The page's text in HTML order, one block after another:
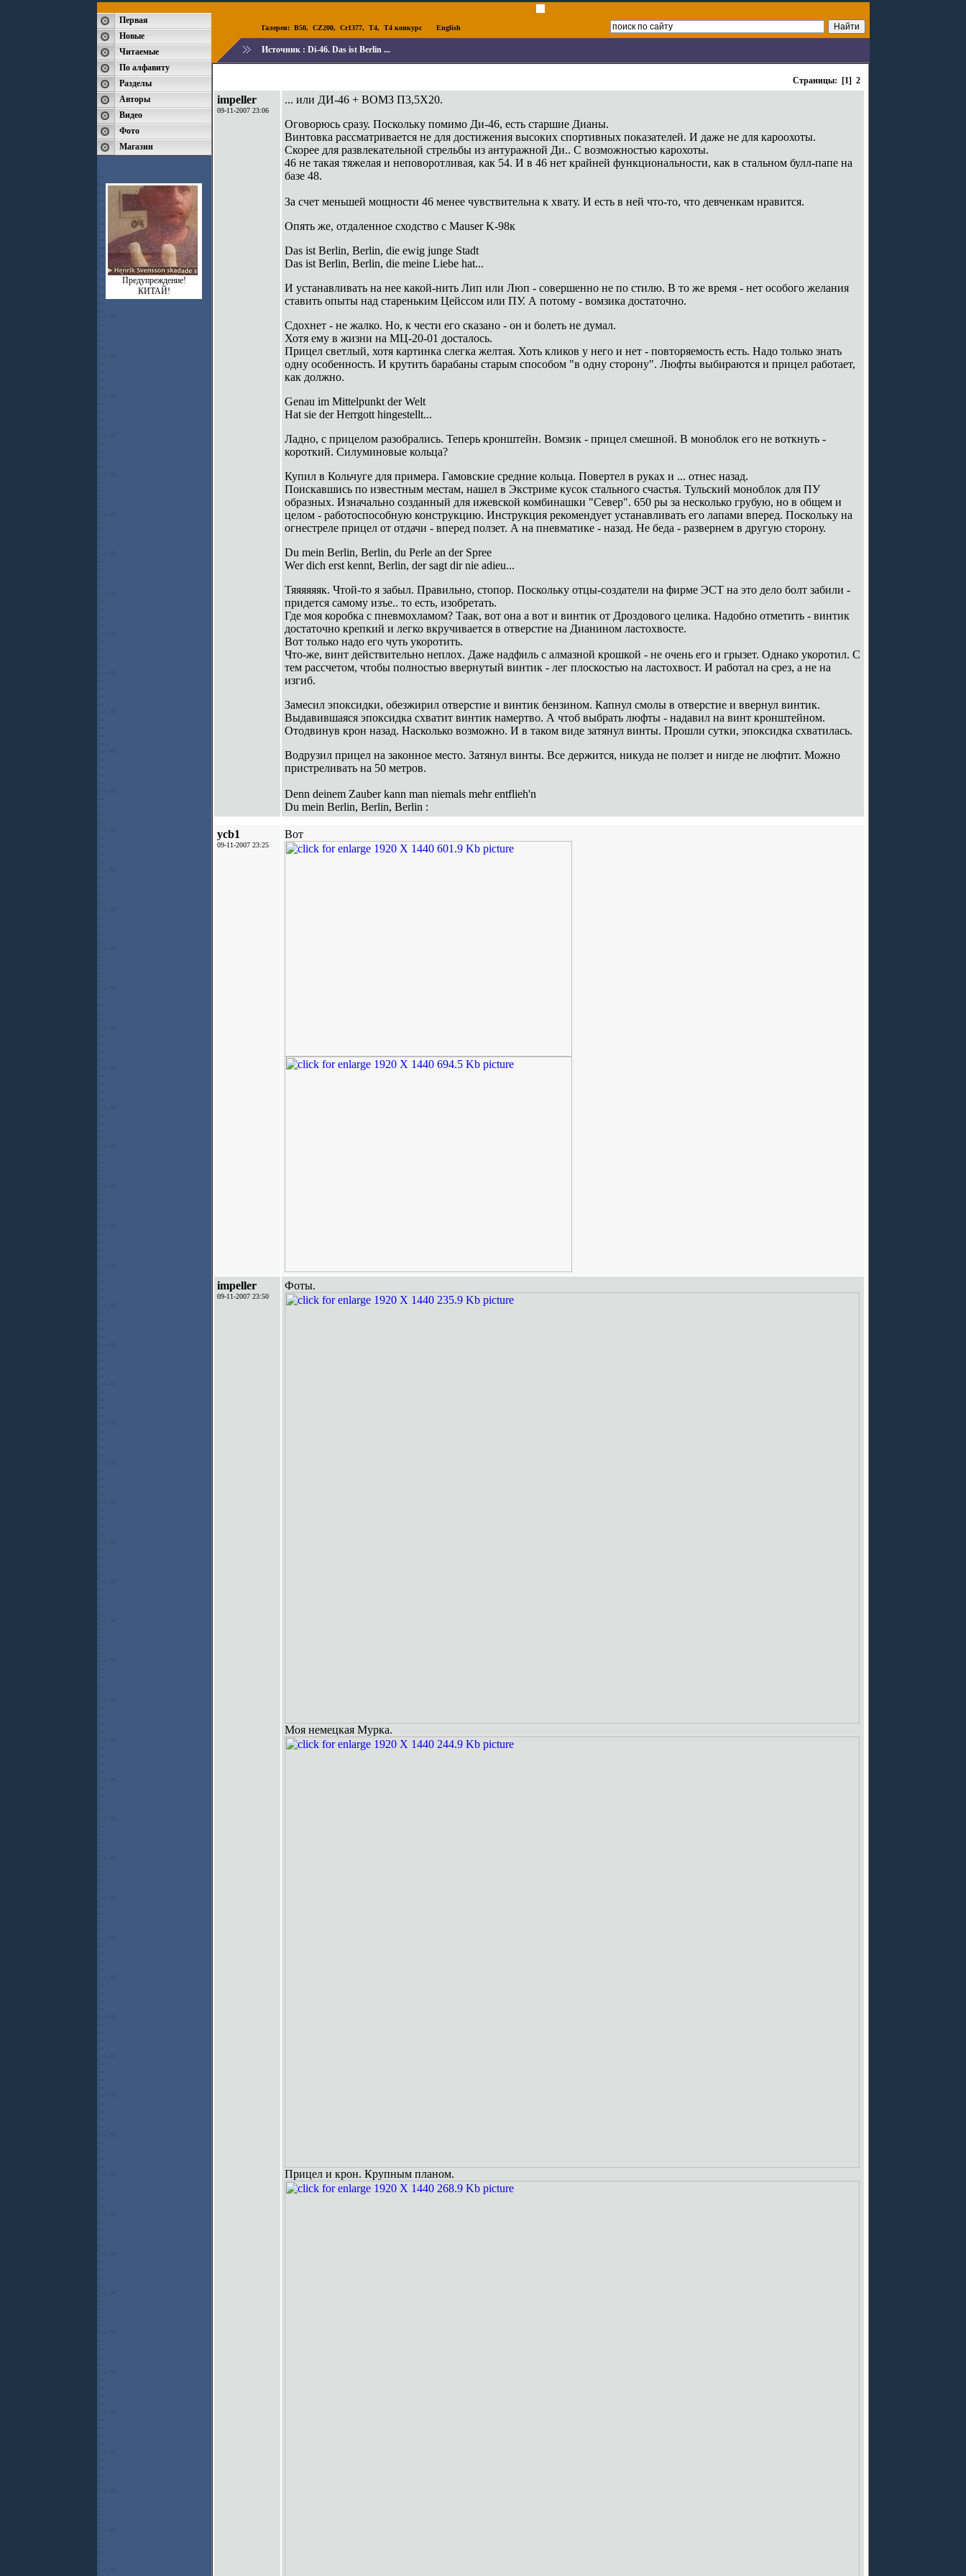
Первая
Новые
Читаемые
По алфавиту
Разделы
Авторы
Видео
Фото
Магазин
Предупреждение!
КИТАЙ!
Галереи: B50, CZ200, Cr1377, T4, T4 конкурс English
Источник : Di-46. Das ist Berlin ...
Страницы: [1] 2
impeller
09-11-2007 23:06
... или ДИ-46 + ВОМЗ П3,5Х20.
Оговорюсь сразу. Поскольку помимо Ди-46, есть старшие Дианы.
Винтовка рассматривается не для достижения высоких спортивных показателей. И даже не для кароохоты.
Скорее для развлекательной стрельбы из антуражной Ди.. С возможностью карохоты.
46 не такая тяжелая и неповоротливая, как 54. И в 46 нет крайней функциональности, как в стальном булл-папе на
базе 48.
За счет меньшей мощности 46 менее чувствительна к хвату. И есть в ней что-то, что девченкам нравится.
Опять же, отдаленное сходство с Mauser K-98к
Das ist Berlin, Berlin, die ewig junge Stadt
Das ist Berlin, Berlin, die meine Liebe hat...
И устанавливать на нее какой-нить Лип или Люп - совершенно не по стилю. В то же время - нет особого желания
ставить опыты над стареньким Цейссом или ПУ. А потому - вомзика достаточно.
Сдохнет - не жалко. Но, к чести его сказано - он и болеть не думал.
Хотя ему в жизни на МЦ-20-01 досталось.
Прицел светлый, хотя картинка слегка желтая. Хоть кликов у него и нет - повторяемость есть. Надо только знать
одну особенность. И крутить барабаны старым способом "в одну сторону". Люфты выбираются и прицел работает,
как должно.
Genau im Mittelpunkt der Welt
Hat sie der Herrgott hingestellt...
Ладно, с прицелом разобрались. Теперь кронштейн. Вомзик - прицел смешной. В моноблок его не воткнуть -
короткий. Силуминовые кольца?
Купил в Кольчуге для примера. Гамовские средние кольца. Повертел в руках и ... отнес назад.
Поискавшись по известным местам, нашел в Экстриме кусок стального счастья. Тульский моноблок для ПУ
образных. Изначально созданный для ижевской комбинашки "Север". 650 ры за несколько грубую, но в общем и
целом - работоспособную конструкцию. Инструкция рекомендует устанавливать его лапами вперед. Поскольку на
огнестреле прицел от отдачи - вперед ползет. А на пневматике - назад. Не беда - развернем в другую сторону.
Du mein Berlin, Berlin, du Perle an der Spree
Wer dich erst kennt, Berlin, der sagt dir nie adieu...
Тяяяяяяк. Чтой-то я забыл. Правильно, стопор. Поскольку отцы-создатели на фирме ЭСТ на это дело болт забили -
придется самому изъе.. то есть, изобретать.
Где моя коробка с пневмохламом? Таак, вот она а вот и винтик от Дроздового целика. Надобно отметить - винтик
достаточно крепкий и легко вкручивается в отверстие на Дианином ластохвосте.
Вот только надо его чуть укоротить.
Что-же, винт действительно неплох. Даже надфиль с алмазной крошкой - не очень его и грызет. Однако укоротил. С
тем рассчетом, чтобы полностью ввернутый винтик - лег плоскостью на ластохвост. И работал на срез, а не на
изгиб.
Замесил эпоксидки, обезжирил отверстие и винтик бензином. Капнул смолы в отверстие и ввернул винтик.
Выдавившаяся эпоксидка схватит винтик намертво. А чтоб выбрать люфты - надавил на винт кронштейном.
Отодвинув крон назад. Насколько возможно. И в таком виде затянул винты. Прошли сутки, эпоксидка схватилась.
Водрузил прицел на законное место. Затянул винты. Все держится, никуда не ползет и нигде не люфтит. Можно
пристреливать на 50 метров.
Denn deinem Zauber kann man niemals mehr entflieh'n
Du mein Berlin, Berlin, Berlin :
ycb1
09-11-2007 23:25
Вот
impeller
09-11-2007 23:50
Фоты.
Моя немецкая Мурка.
Прицел и крон. Крупным планом.